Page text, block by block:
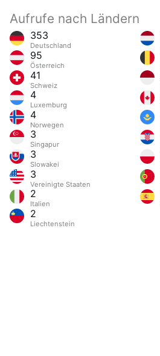
Aufrufe nach Ländern
353
Deutschland
95
Österreich
41
Schweiz
4
Luxemburg
4
Norwegen
3
Singapur
3
Slowakei
3
Vereinigte Staaten
2
Italien
2
Liechtenstein